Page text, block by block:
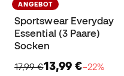
ANGEBOT
Sportswear Everyday
Essential (3 Paare)
Socken
17,99 €13,99 €−22%